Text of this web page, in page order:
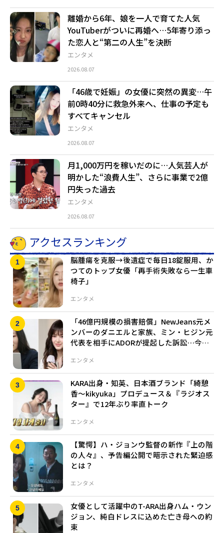
エンタメ
離婚から6年、娘を一人で育てた人気
YouTuberがついに再婚へ…5年寄り添っ
た恋人と“第二の人生”を決断
2026.08.07
エンタメ
「46歳で妊娠」の女優に突然の異変…午
前0時40分に救急外来へ、仕事の予定も
すべてキャンセル
2026.08.07
エンタメ
月1,000万円を稼いだのに…人気芸人が
明かした“浪費人生”、さらに事業で2億
円失った過去
2026.08.07
アクセスランキング
エンタメ
脳腫瘍を克服→後遺症で毎日18錠服用、か
つてのトップ女優「再手術失敗なら一生車
椅子」
エンタメ
「46億円規模の損害賠償」NewJeans元メ
ンバーのダニエルと家族、ミン・ヒジン元
代表を相手にADORが提起した訴訟…今月2
エンタメ
KARA出身・知英、日本酒ブランド「綺憩
香〜kikyuka」プロデュース＆『ラジオス
ター』で12年ぶり率直トーク
エンタメ
【驚愕】ハ・ジョンウ監督の新作『上の階
の人々』、予告編公開で暗示された緊迫感
とは？
女優として活躍中のT-ARA出身ハム・ウン
ジョン、純白ドレスに込めた亡き母への約
束